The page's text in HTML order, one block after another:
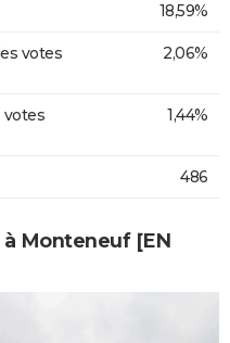
18,59%
votes
2,06%
votes
1,44%
486
Monteneuf [EN